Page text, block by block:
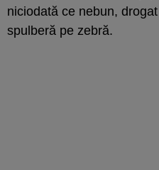
niciodată ce nebun,
spulberă pe zebră.